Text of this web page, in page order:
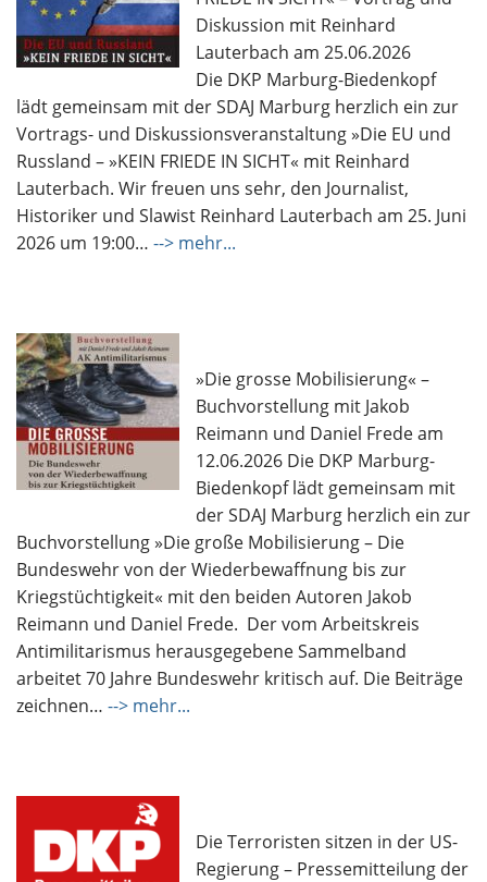
Diskussion mit Reinhard
Lauterbach am 25.06.2026
Die DKP Marburg-Biedenkopf
lädt gemeinsam mit der SDAJ Marburg herzlich ein zur
Vortrags- und Diskussionsveranstaltung »Die EU und
Russland – »KEIN FRIEDE IN SICHT« mit Reinhard
Lauterbach. Wir freuen uns sehr, den Journalist,
Historiker und Slawist Reinhard Lauterbach am 25. Juni
2026 um 19:00… --> mehr...
»Die grosse Mobilisierung« –
Buchvorstellung mit Jakob
Reimann und Daniel Frede am
12.06.2026 Die DKP Marburg-
Biedenkopf lädt gemeinsam mit
der SDAJ Marburg herzlich ein zur
Buchvorstellung »Die große Mobilisierung – Die
Bundeswehr von der Wiederbewaffnung bis zur
Kriegstüchtigkeit« mit den beiden Autoren Jakob
Reimann und Daniel Frede. Der vom Arbeitskreis
Antimilitarismus herausgegebene Sammelband
arbeitet 70 Jahre Bundeswehr kritisch auf. Die Beiträge
zeichnen… --> mehr...
Die Terroristen sitzen in der US-
Regierung – Pressemitteilung der